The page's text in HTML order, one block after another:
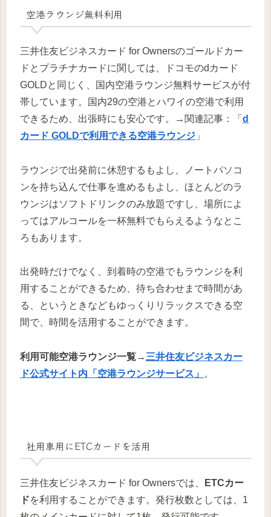
空港ラウンジ無料利用
三井住友ビジネスカード for Ownersのゴールドカー
ドとプラチナカードに関しては、ドコモのdカード
GOLDと同じく、国内空港ラウンジ無料サービスが付
帯しています。国内29の空港とハワイの空港で利用
できるため、出張時にも安心です。→関連記事：「 d
カード GOLDで利用できる空港ラウンジ 」
ラウンジで出発前に休憩するもよし、ノートパソコ
ンを持ち込んで仕事を進めるもよし、ほとんどのラ
ウンジはソフトドリンクのみ放題ですし、場所によ
ってはアルコールを一杯無料でもらえるようなとこ
ろもあります。
出発時だけでなく、到着時の空港でもラウンジを利
用することができるため、待ち合わせまで時間があ
る、というときなどもゆっくりリラックスできる空
間で、時間を活用することができます。
利用可能空港ラウンジ一覧→ 三井住友ビジネスカー
ド公式サイト内「空港ラウンジサービス」 。
社用車用にETCカードを活用
三井住友ビジネスカード for Ownersでは、
ETCカー
ドを利用することができます。発行枚数としては、1